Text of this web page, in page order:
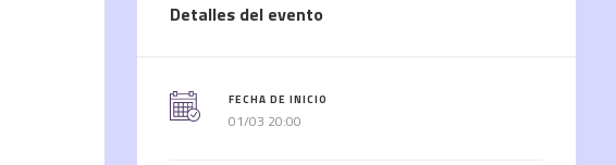
Detalles del evento
FECHA DE INICIO
01/03 20:00